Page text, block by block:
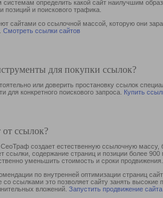
определить какой сайт наилучшим
позиций и поискового трафика.
сайтами со ссылочной массой, которую они
Смотреть ссылки сайтов
для покупки ссылок?
или доверить простановку ссылок
конкретного поискового запроса. Купить
ссылок?
создает естественную ссылочную
ссылки, содержание страниц и позиции более
уменьшить стоимость и сроки продвижения.
по внутренней оптимизации страниц
ссылками это позволяет сайту занять
вложений. Запустить продвижение сайта